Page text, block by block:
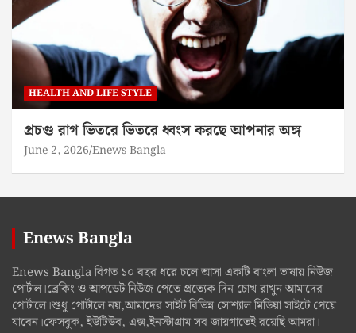
HEALTH AND LIFE STYLE
প্রচণ্ড রাগ ভিতরে ভিতরে ধ্বংস করছে আপনার অঙ্গ
June 2, 2026 Enews Bangla
Enews Bangla
Enews Bangla বিগত ১০ বছর ধরে চলে আসা একটি বাংলা ভাষায় নিউজ
পোর্টাল।ব্রেকিং ও আপডেট নিউজ পেতে প্রত্যেক দিন চোখ রাখুন আমাদের
পোর্টালে।শুধু পোর্টালে নয়,আমাদের সাইট বিভিন্ন সোশ্যাল মিডিয়া সাইটে পেয়ে
যাবেন।ফেসবুক, ইউটিউব, এক্স,ইনস্টাগ্রাম সব জায়গাতেই রয়েছি আমরা।